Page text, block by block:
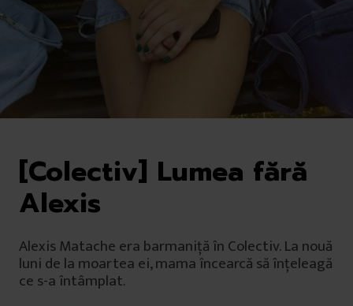
[Colectiv] Lumea fără
Alexis
Alexis Matache era barmaniță în Colectiv. La nouă
luni de la moartea ei, mama încearcă să înțeleagă
ce s-a întâmplat.